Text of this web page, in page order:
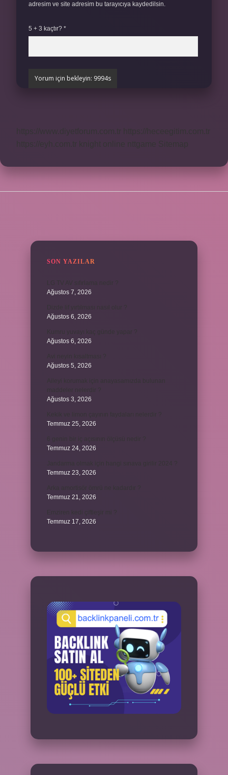
adresim ve site adresim bu tarayıcıya kaydedilsin.
5 + 3 kaçtır? *
SON YAZILAR
Ağustos 7, 2026
Ağustos 6, 2026
Ağustos 6, 2026
Ağustos 5, 2026
Ağustos 3, 2026
Temmuz 25, 2026
Temmuz 24, 2026
Temmuz 23, 2026
Temmuz 21, 2026
Temmuz 17, 2026